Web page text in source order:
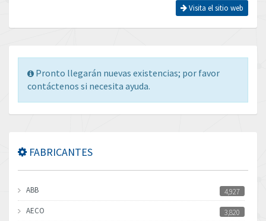
Visita el sitio web
Pronto llegarán nuevas existencias; por favor
contáctenos si necesita ayuda.
FABRICANTES
ABB
4,927
AECO
3,820